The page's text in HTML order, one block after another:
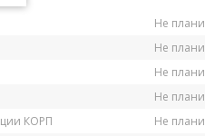
Не
Не
Не
Не
КОРП
Не